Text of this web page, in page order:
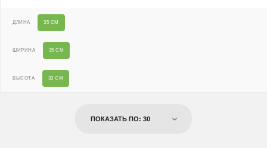
ДЛИНА 35 СМ
ШИРИНА 35 СМ
ВЫСОТА 33 СМ
ПОКАЗАТЬ ПО: 30